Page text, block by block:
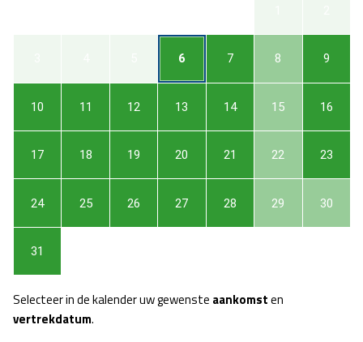
6 7 8 9
10 11 12 13 14 15 16
17 18 19 20 21 22 23
24 25 26 27 28 29 30
31
Selecteer in de kalender uw gewenste aankomsten
vertrekdatum.